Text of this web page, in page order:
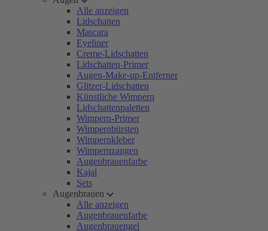
Alle anzeigen
Lidschatten
Mascara
Eyeliner
Creme-Lidschatten
Lidschatten-Primer
Augen-Make-up-Entferner
Glitzer-Lidschatten
Künstliche Wimpern
Lidschattenpaletten
Wimpern-Primer
Wimpernbürsten
Wimpernkleber
Wimpernzangen
Augenbrauenfarbe
Kajal
Sets
Augenbrauen
Alle anzeigen
Augenbrauenfarbe
Augenbrauengel